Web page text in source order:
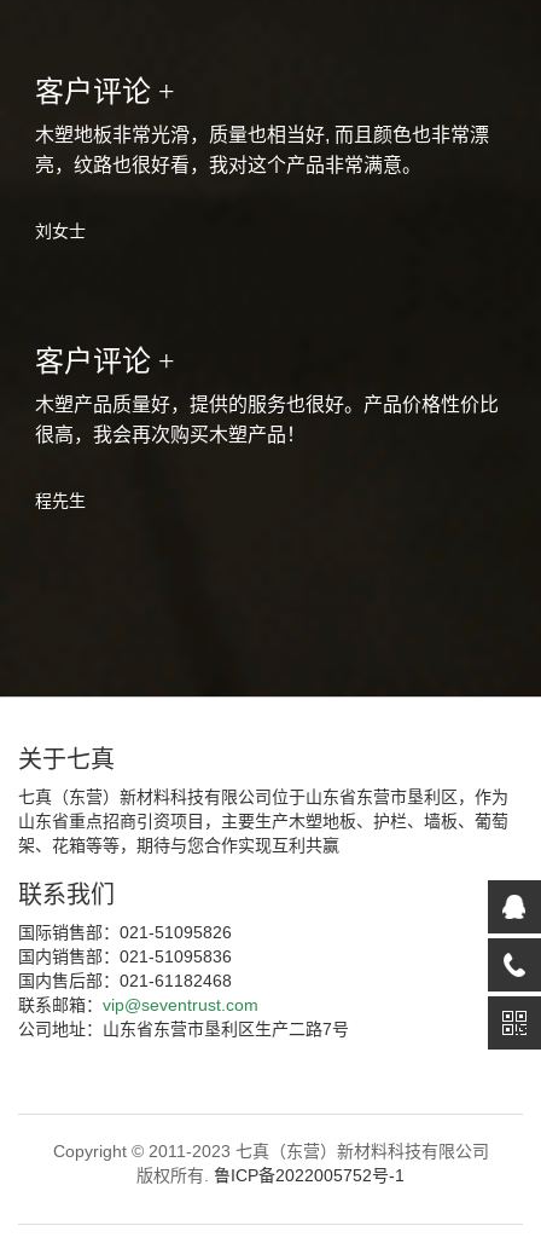
客户评论 +
木塑地板非常光滑，质量也相当好, 而且颜色也非常漂
亮，纹路也很好看，我对这个产品非常满意。
刘女士
客户评论 +
木塑产品质量好，提供的服务也很好。产品价格性价比
很高，我会再次购买木塑产品！
程先生
关于七真
七真（东营）新材料科技有限公司位于山东省东营市垦利区，作为
山东省重点招商引资项目，主要生产木塑地板、护栏、墙板、葡萄
架、花箱等等，期待与您合作实现互利共赢
联系我们
国际销售部：021-51095826
国内销售部：021-51095836
国内售后部：021-61182468
联系邮箱： vip@seventrust.com
公司地址：山东省东营市垦利区生产二路7号
Copyright © 2011-2023 七真（东营）新材料科技有限公司
版权所有. 鲁ICP备2022005752号-1